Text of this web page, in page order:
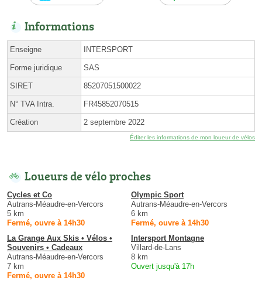
Informations
Enseigne INTERSPORT
Forme juridique SAS
SIRET 85207051500022
N° TVA Intra. FR45852070515
Création 2 septembre 2022
Éditer les informations de mon loueur de vélos
Loueurs de vélo proches
Cycles et Co
Autrans-Méaudre-en-Vercors
5 km
Fermé, ouvre à 14h30
Olympic Sport
Autrans-Méaudre-en-Vercors
6 km
Fermé, ouvre à 14h30
La Grange Aux Skis • Vélos •
Souvenirs • Cadeaux
Autrans-Méaudre-en-Vercors
7 km
Fermé, ouvre à 14h30
Intersport Montagne
Villard-de-Lans
8 km
Ouvert jusqu'à 17h